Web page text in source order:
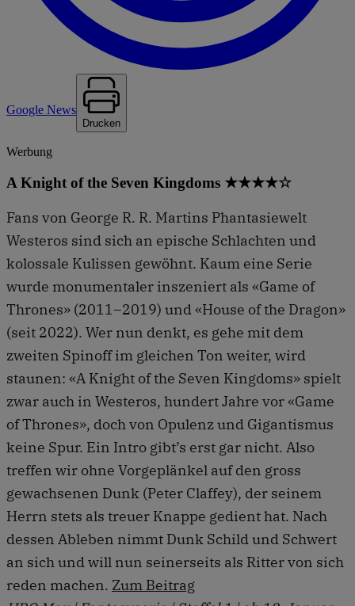
Google News
Drucken
Werbung
A Knight of the Seven Kingdoms ★★★★☆
Fans von George R. R. Martins Phantasiewelt
Westeros sind sich an epische Schlachten und
kolossale Kulissen gewöhnt. Kaum eine Serie
wurde monumentaler inszeniert als «Game of
Thrones» (2011–2019) und «House of the Dragon»
(seit 2022). Wer nun denkt, es gehe mit dem
zweiten Spinoff im gleichen Ton weiter, wird
staunen: «A Knight of the Seven Kingdoms» spielt
zwar auch in Westeros, hundert Jahre vor «Game
of Thrones», doch von Opulenz und Gigantismus
keine Spur. Ein Intro gibt’s erst gar nicht. Also
treffen wir ohne Vorgeplänkel auf den gross
gewachsenen Dunk (Peter Claffey), der seinem
Herrn stets als treuer Knappe gedient hat. Nach
dessen Ableben nimmt Dunk Schild und Schwert
an sich und will nun seinerseits als Ritter von sich
reden machen. Zum Beitrag